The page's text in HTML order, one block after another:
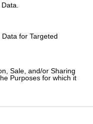
for Targeted
Sale, and/or Sharing
Purposes for which it
Ένωσης
πρόθυμος να
δήλωσε ότι η
κίνηση πρέπει
επαφές με τη